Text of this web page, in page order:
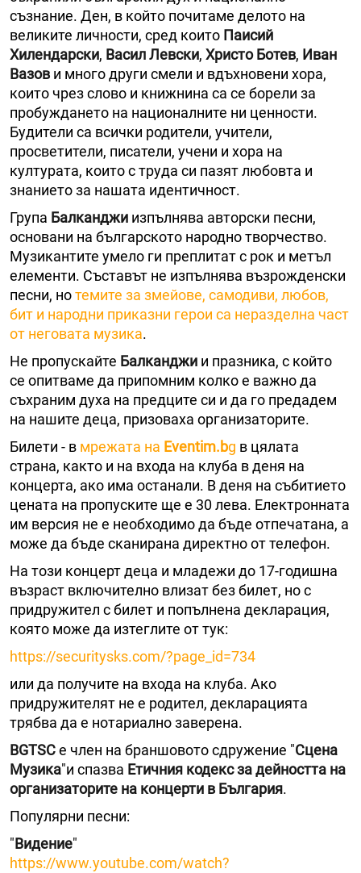
съзнание. Ден, в който почитаме делото на
великите личности, сред които Паисий
Хилендарски, Васил Левски, Христо Ботев, Иван
Вазов и много други смели и вдъхновени хора,
които чрез слово и книжнина са се борели за
пробуждането на националните ни ценности.
Будители са всички родители, учители,
просветители, писатели, учени и хора на
културата, които с труда си пазят любовта и
знанието за нашата идентичност.
Група Балканджи изпълнява авторски песни,
основани на българското народно творчество.
Музикантите умело ги преплитат с рок и метъл
елементи. Съставът не изпълнява възрожденски
песни, нотемите за змейове, самодиви, любов,
бит и народни приказни герои са неразделна част
от неговата музика.
Не пропускайте Балканджи и празника, с който
се опитваме да припомним колко е важно да
съхраним духа на предците си и да го предадем
на нашите деца, призоваха организаторите.
Билети - в мрежата на Eventim.bg в цялата
страна, както и на входа на клуба в деня на
концерта, ако има останали. В деня на събитието
цената на пропуските ще е 30 лева. Електронната
им версия не е необходимо да бъде отпечатана, а
може да бъде сканирана директно от телефон.
На този концерт деца и младежи до 17-годишна
възраст включително влизат без билет, но с
придружител с билет и попълнена декларация,
която може да изтеглите от тук:
https://securitysks.com/?page_id=734
или да получите на входа на клуба. Ако
придружителят не е родител, декларацията
трябва да е нотариално заверена.
BGTSCе член на браншовото сдружение "Сцена
Музика"и спазва Етичния кодекс за дейността на
организаторите на концерти в България.
Популярни песни:
"Видение"
https://www.youtube.com/watch?